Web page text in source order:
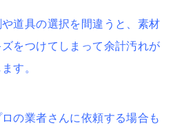
道具の選択を間違うと、素材
をつけてしまって余計汚れが
す。
の業者さんに依頼する場合も